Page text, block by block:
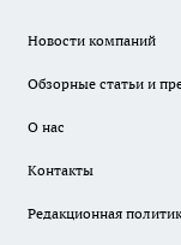
Новости компаний
Обзорные статьи и
О нас
Контакты
Редакционная